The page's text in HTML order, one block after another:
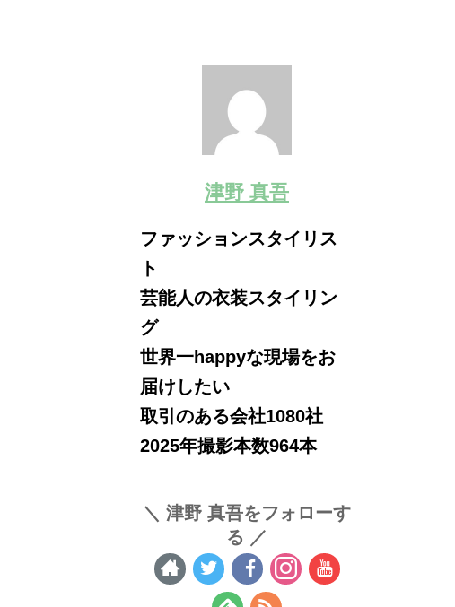
津野 真吾
ファッションスタイリス
ト
芸能人の衣装スタイリン
グ
世界一happyな現場をお
届けしたい
取引のある会社1080社
2025年撮影本数964本
津野 真吾をフォローす
る